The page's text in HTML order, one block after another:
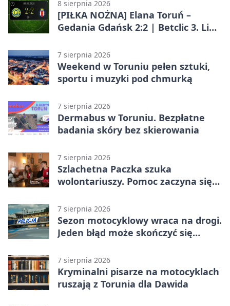
8 sierpnia 2026
[PIŁKA NOŻNA] Elana Toruń –
Gedania Gdańsk 2:2 | Betclic 3. Liga
7 sierpnia 2026
Weekend w Toruniu pełen sztuki,
sportu i muzyki pod chmurką
7 sierpnia 2026
Dermabus w Toruniu. Bezpłatne
badania skóry bez skierowania
7 sierpnia 2026
Szlachetna Paczka szuka
wolontariuszy. Pomoc zaczyna się
7 sierpnia 2026
Sezon motocyklowy wraca na drogi.
Jeden błąd może skończyć się
7 sierpnia 2026
Kryminalni pisarze na motocyklach
ruszają z Torunia dla Dawida